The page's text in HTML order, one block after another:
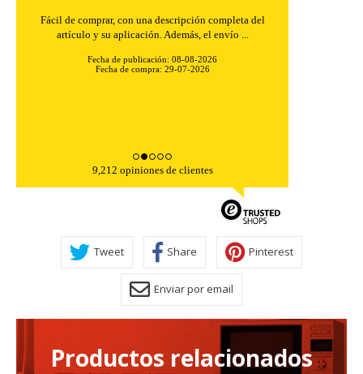
Fácil de comprar, con una descripción completa del
artículo y su aplicación. Además, el envío ...
Fecha de publicación: 08-08-2026
Fecha de compra: 29-07-2026
9,212 opiniones de clientes
Tweet Share Pinterest
Enviar por email
Productos relacionados